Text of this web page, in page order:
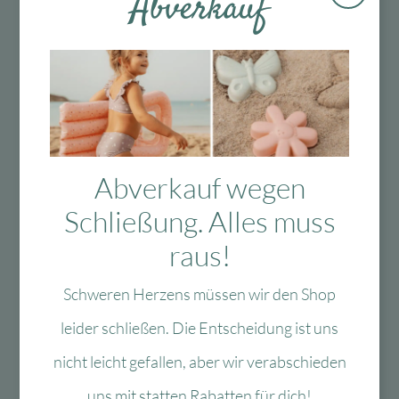
47906 Kempen
info@moses-verlag.de
Warnhinweise und weitere Hinweise:
Achtung! Nicht geeignet für Kinder unter 3
Jahren. Erstickungsgefahr wegen
verschluckbarer Kleinteile!
Marke
Abverkauf
Abverkauf wegen
Schließung. Alles muss
raus!
Schweren Herzens müssen wir den Shop
leider schließen. Die Entscheidung ist uns
nicht leicht gefallen, aber wir verabschieden